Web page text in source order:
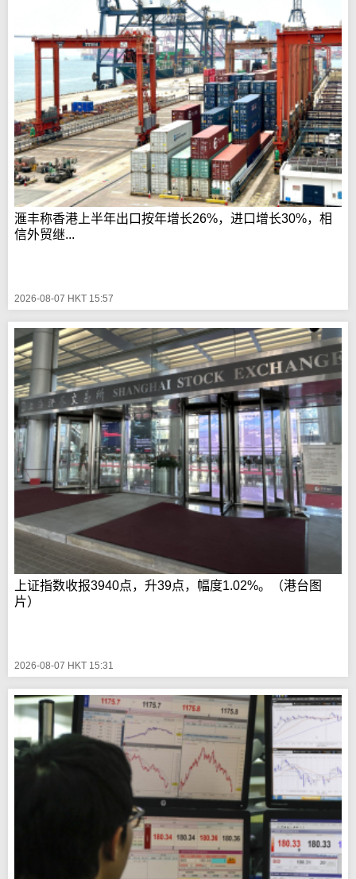
滙丰称香港上半年出口按年增长26%，进口增长30%，相
信外贸继...
2026-08-07 HKT 15:57
上证指数收报3940点，升39点，幅度1.02%。（港台图
片）
2026-08-07 HKT 15:31